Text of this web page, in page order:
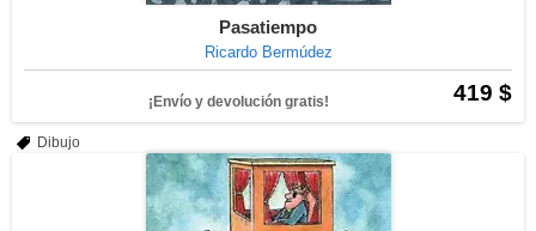
Pasatiempo
Ricardo Bermúdez
419 $
¡Envío y devolución gratis!
Dibujo